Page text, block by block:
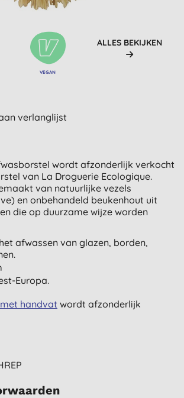
VEGAN
ALLES BEKIJKEN
verlanglijst
wordt afzonderlijk verkocht
van La Droguerie Ecologique.
van natuurlijke vezels
en onbehandeld beukenhout uit
die op duurzame wijze worden
afwassen van glazen, borden,
Europa.
handvat wordt afzonderlijk